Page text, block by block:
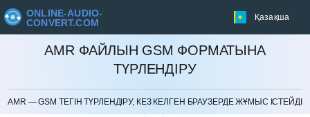
ONLINE-AUDIO-
CONVERT.COM
Қазақша
AMR ФАЙЛЫН GSM ФОРМАТЫНА
ТҮРЛЕНДІРУ
AMR — GSM ТЕГІН ТҮРЛЕНДІРУ, КЕЗ КЕЛГЕН БРАУЗЕРДЕ ЖҰМЫС ІСТЕЙДІ
БОЛДЫРМАУ